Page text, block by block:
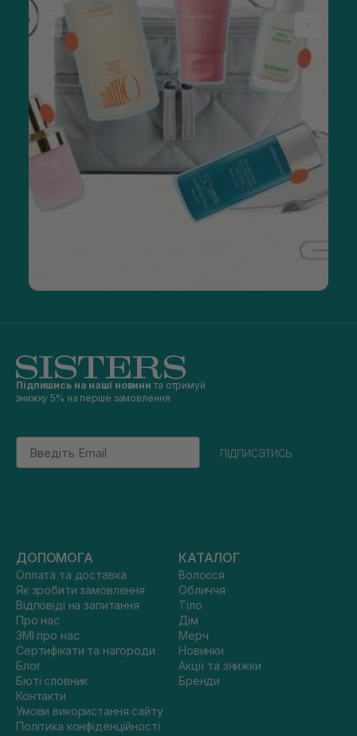
Підпишись на наші новини та отримуй
знижку 5% на перше замовлення
Email
підписатись
ДОПОМОГА
Оплата та доставка
Як зробити замовлення
Відповіді на запитання
Про нас
ЗМІ про нас
Сертифікати та нагороди
Блог
Бюті словник
Контакти
Умови використання сайту
Політика конфіденційності
КАТАЛОГ
Волосся
Обличчя
Тіло
Дім
Мерч
Новинки
Акції та знижки
Бренди